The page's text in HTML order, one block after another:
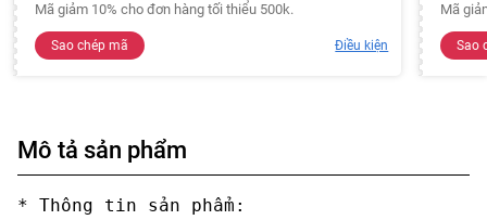
Mã giảm 10% cho đơn hàng tối thiểu 500k.
Sao chép mã Điều kiện
Mã
Sao
Mô tả sản phẩm
* Thông tin sản phẩm: